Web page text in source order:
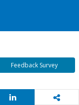
Feedback Survey